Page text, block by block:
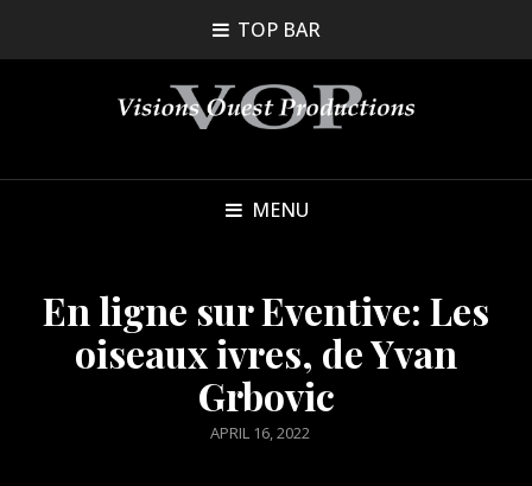
TOP BAR
MENU
En ligne sur Eventive: Les
oiseaux ivres, de Yvan
Grbovic
POSTED
APRIL 16, 2022